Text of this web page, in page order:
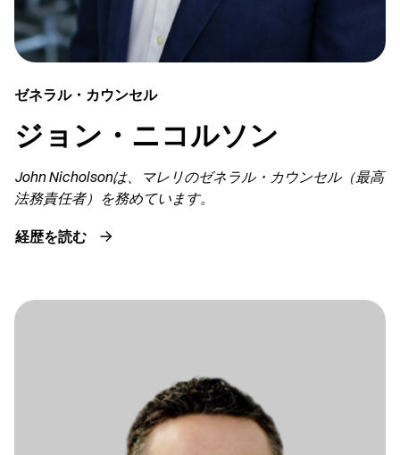
ゼネラル・カウンセル
ジョン・ニコルソン
John Nicholsonは、マレリのゼネラル・カウンセル（最高
法務責任者）を務めています。
経歴を読む